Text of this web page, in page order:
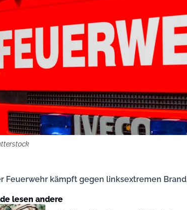
Feuerwehr kämpft gegen linksextremen
lesen andere